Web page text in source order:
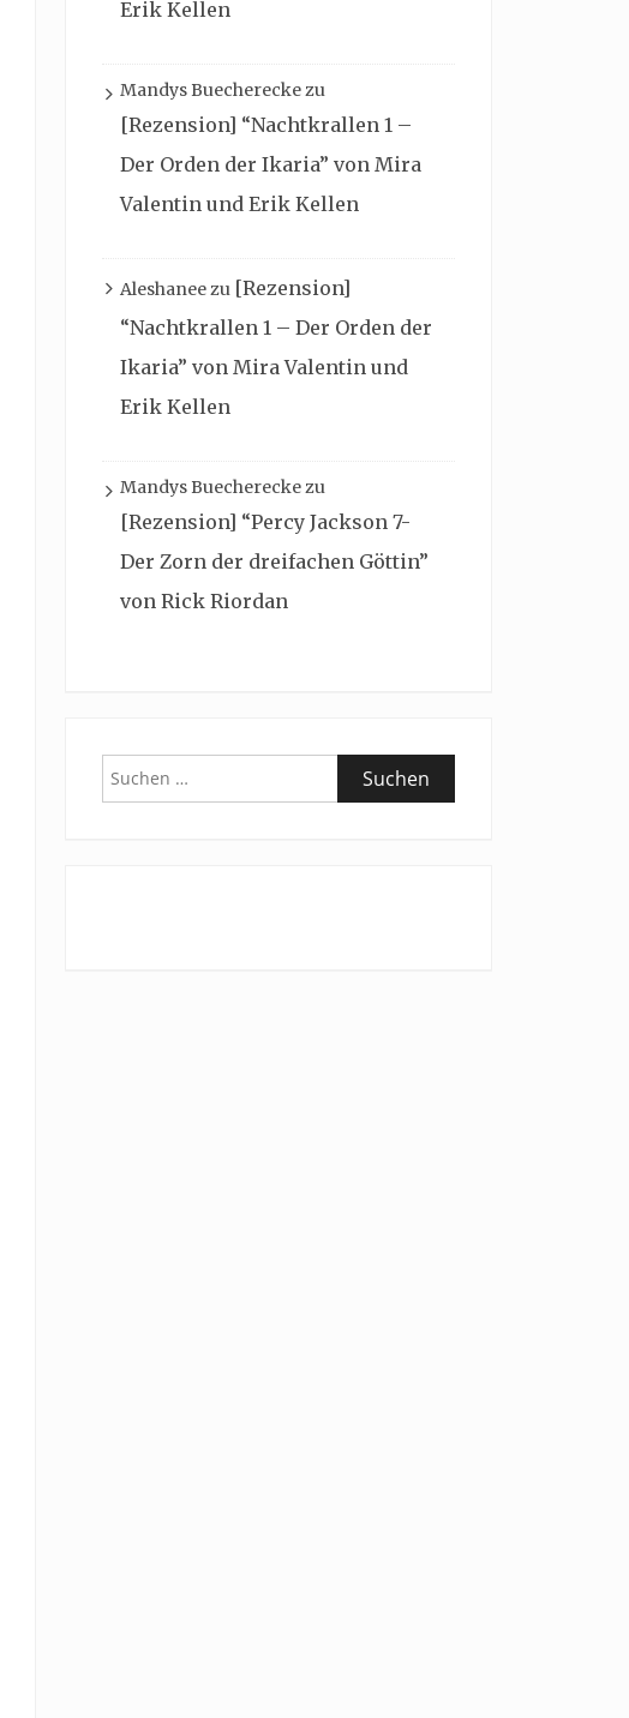
Erik Kellen
Mandys Buechereckezu
[Rezension] “Nachtkrallen 1 –
Der Orden der Ikaria” von Mira
Valentin und Erik Kellen
Aleshaneezu [Rezension]
“Nachtkrallen 1 – Der Orden der
Ikaria” von Mira Valentin und
Erik Kellen
Mandys Buechereckezu
[Rezension] “Percy Jackson 7-
Der Zorn der dreifachen Göttin”
von Rick Riordan
Suchen
nach: